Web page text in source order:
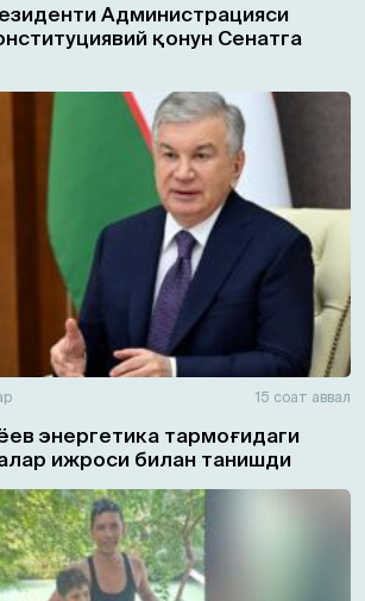
Администрацияси
қонун Сенатга
15 соат аввал
энергетика тармоғидаги
ижроси билан танишди